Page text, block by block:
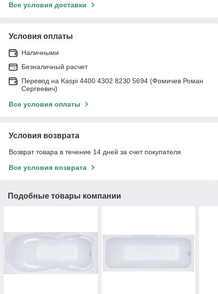
Все условия доставки
Условия оплаты
Наличными
Безналичный расчет
Перевод на Kaspi 4400 4302 8230 5694 (Фомичев Роман
Сергеевич)
Все условия оплаты
Условия возврата
Возврат товара в течение 14 дней за счет покупателя
Все условия возврата
Подобные товары компании